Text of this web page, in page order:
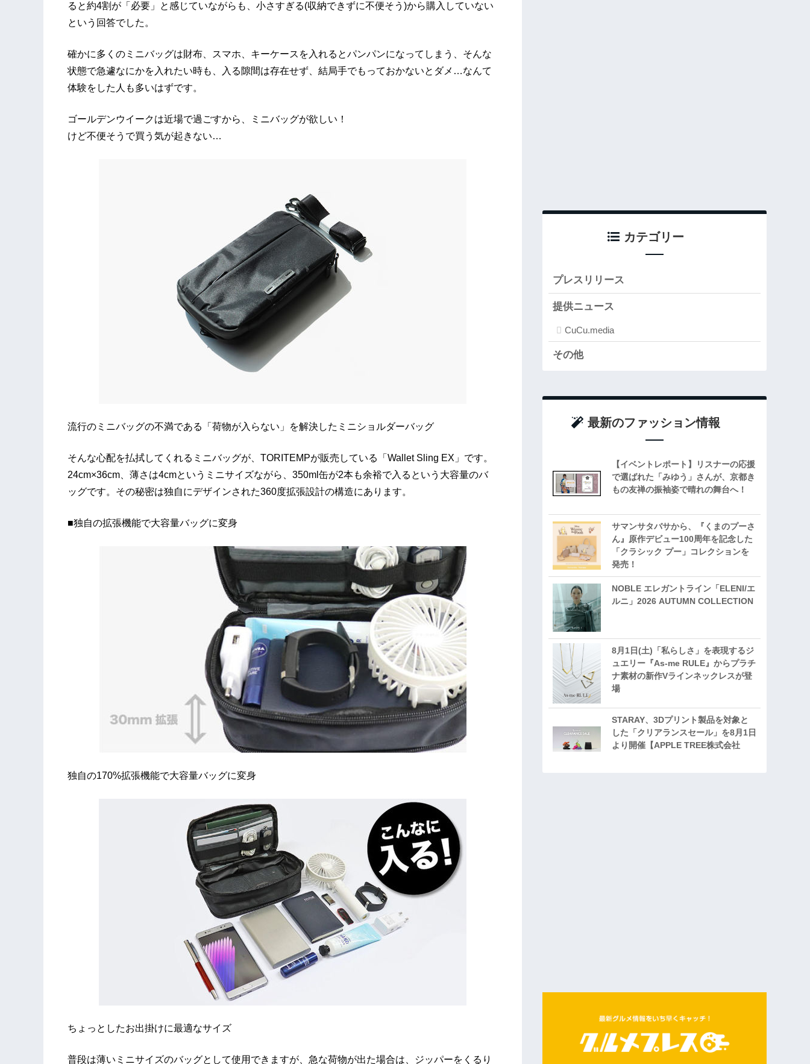
ると約4割が「必要」と感じていながらも、小さすぎる(収納できずに不便そう)から購入していない
という回答でした。
確かに多くのミニバッグは財布、スマホ、キーケースを入れるとパンパンになってしまう、そんな
状態で急遽なにかを入れたい時も、入る隙間は存在せず、結局手でもっておかないとダメ…なんて
体験をした人も多いはずです。
ゴールデンウイークは近場で過ごすから、ミニバッグが欲しい！
けど不便そうで買う気が起きない…
流行のミニバッグの不満である「荷物が入らない」を解決したミニショルダーバッグ
そんな心配を払拭してくれるミニバッグが、TORITEMPが販売している「Wallet Sling EX」です。
24cm×36cm、薄さは4cmというミニサイズながら、350ml缶が2本も余裕で入るという大容量のバ
ッグです。その秘密は独自にデザインされた360度拡張設計の構造にあります。
■独自の拡張機能で大容量バッグに変身
独自の170%拡張機能で大容量バッグに変身
ちょっとしたお出掛けに最適なサイズ
普段は薄いミニサイズのバッグとして使用できますが、急な荷物が出た場合は、ジッパーをくるり
カテゴリー
プレスリリース
提供ニュース
CuCu.media
その他
最新のファッション情報
【イベントレポート】リスナーの応援
で選ばれた「みゆう」さんが、京都き
もの友禅の振袖姿で晴れの舞台へ！
サマンサタバサから、『くまのプーさ
ん』原作デビュー100周年を記念した
「クラシック プー」コレクションを
発売！
NOBLE エレガントライン「ELENI/エ
ルニ」2026 AUTUMN COLLECTION
8月1日(土)「私らしさ」を表現するジ
ュエリー『As-me RULE』からプラチ
ナ素材の新作Vラインネックレスが登
場
STARAY、3Dプリント製品を対象と
した「クリアランスセール」を8月1日
より開催【APPLE TREE株式会社